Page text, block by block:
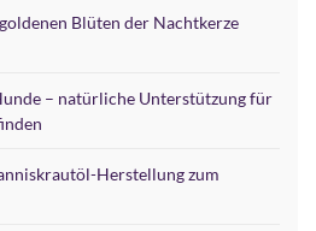
Blüten der Nachtkerze
– natürliche Unterstützung für
Herstellung zum